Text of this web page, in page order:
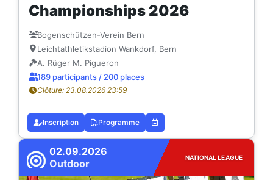
Championships 2026
Bogenschützen-Verein Bern
Leichtathletikstadion Wankdorf, Bern
A. Rüger M. Pigueron
189 participants / 200 places
Clôture: 23.08.2026 23:59
Inscription Programme
02.09.2026
Outdoor
NATIONAL LEAGUE